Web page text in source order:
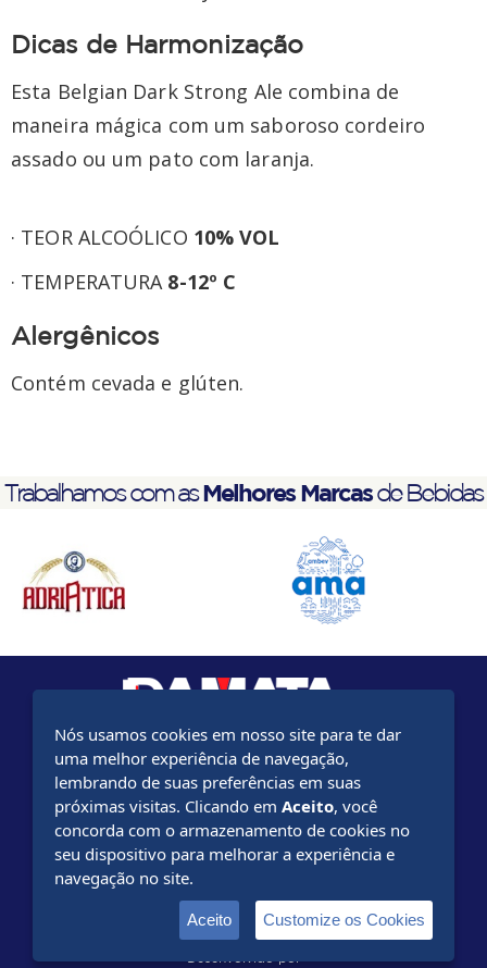
Dicas de Harmonização
Esta Belgian Dark Strong Ale combina de
maneira mágica com um saboroso cordeiro
assado ou um pato com laranja.
· TEOR ALCOÓLICO 10% VOL
· TEMPERATURA 8-12º C
Alergênicos
Contém cevada e glúten.
Trabalhamos com asMelhores Marcasde Bebidas
Rod BR-116 km 765 - Leopoldina - 36.700-000
Minas Gerais - Brasil - (32) 3449-4600
www.ambev.com.br
www.emporiodacerveja.com.br
Nós usamos cookies em nosso site para te dar
uma melhor experiência de navegação,
lembrando de suas preferências em suas
próximas visitas. Clicando em Aceito, você
concorda com o armazenamento de cookies no
seu dispositivo para melhorar a experiência e
navegação no site.
Aceito Customize os Cookies